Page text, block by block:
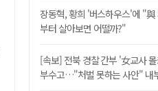
장동혁, 황희 '버스하우스'에 "與
부터 살아보면 어떨까?"
[속보] 전북 경찰 간부 '女교사
부수고…"처벌 못하는 사안" 내